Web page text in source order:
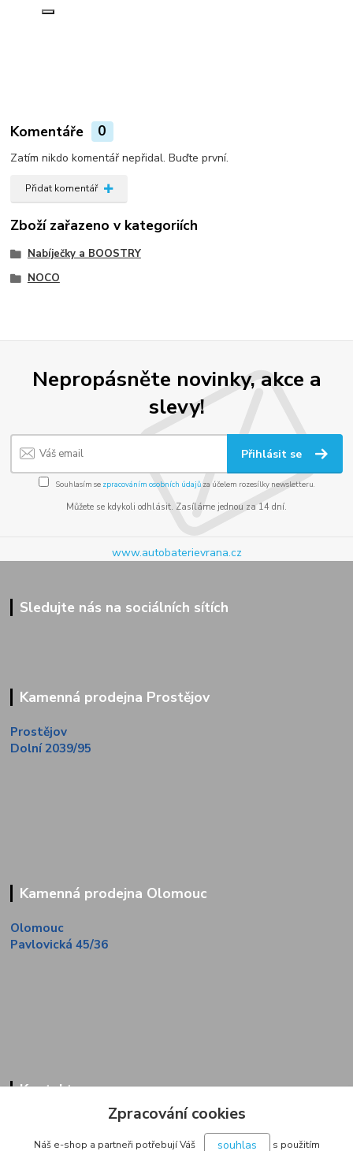
Komentáře 0
Zatím nikdo komentář nepřidal. Buďte první.
Přidat komentář
Zboží zařazeno v kategoriích
Nabíječky a BOOSTRY
NOCO
Nepropásněte novinky, akce a
slevy!
Přihlásit se
Souhlasím se zpracováním osobních údajůza účelem rozesílky newsletteru.
Můžete se kdykoli odhlásit. Zasíláme jednou za 14 dní.
www.autobaterievrana.cz
Sledujte nás na sociálních sítích
Kamenná prodejna Prostějov
Prostějov
Dolní 2039/95
Kamenná prodejna Olomouc
Olomouc
Pavlovická 45/36
Kontakty
Zákaznická linka
+420 733 713 851
Zpracování cookies
Náš e-shop a partneři potřebují Váš souhlas s použitím